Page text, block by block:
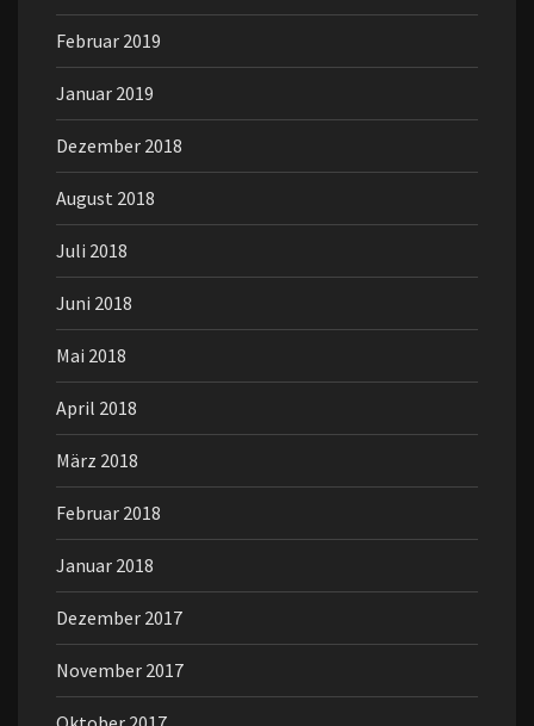
Februar 2019
Januar 2019
Dezember 2018
August 2018
Juli 2018
Juni 2018
Mai 2018
April 2018
März 2018
Februar 2018
Januar 2018
Dezember 2017
November 2017